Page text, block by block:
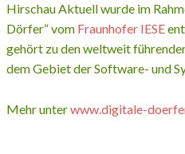
Hirschau Aktuell wurde im
Dörfer“ vom Fraunhofer IESE
gehört zu den weltweit
dem Gebiet der Software- und
Mehr unterwww.digitale-